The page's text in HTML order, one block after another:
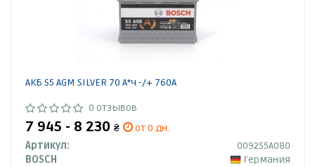
АКБ S5 AGM SILVER 70 А*ч -/+ 760A
0 отзывов
7 945 - 8 230 ₴
от 0 дн.
Артикул:
0092S5A080
BOSCH
Германия